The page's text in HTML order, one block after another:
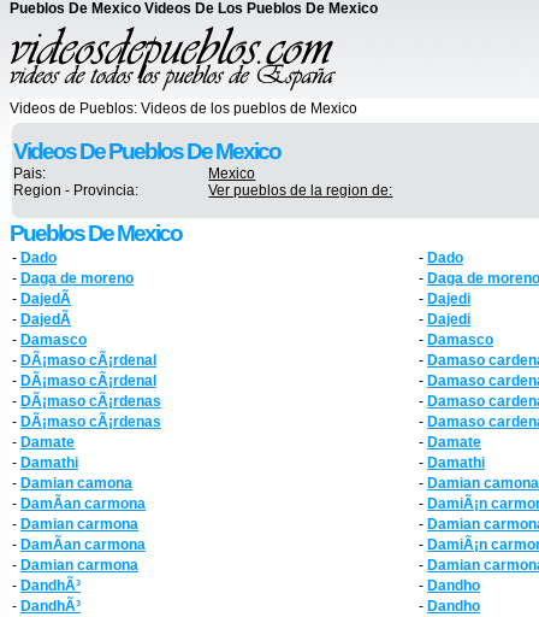
Pueblos De Mexico Videos De Los Pueblos De Mexico
Videos de Pueblos: Videos de los pueblos de Mexico
Videos De Pueblos De Mexico
Pais:
Mexico
Region - Provincia:
Ver pueblos de la region de:
Pueblos De Mexico
- Dado - Dado
- Daga de moreno - Daga de moreno
- DajedÃ­ - Dajedi
- DajedÃ­ - Dajedi
- Damasco - Damasco
- DÃ¡maso cÃ¡rdenal - Damaso
- DÃ¡maso cÃ¡rdenal - Damaso
- DÃ¡maso cÃ¡rdenas - Damaso
- DÃ¡maso cÃ¡rdenas - Damaso
- Damate - Damate
- Damathi - Damathi
- Damian camona - Damian camona
- DamÃ­an carmona - DamiÃ¡n
- Damian carmona - Damian
- DamÃ­an carmona - DamiÃ¡n
- Damian carmona - Damian
- DandhÃ³ - Dandho
- DandhÃ³ - Dandho